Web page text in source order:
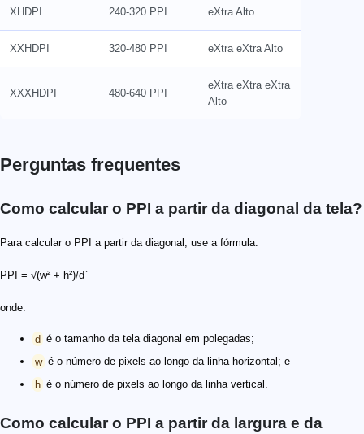
XHDPI 240-320 PPI eXtra Alto
XXHDPI 320-480 PPI eXtra eXtra Alto
XXXHDPI 480-640 PPI
eXtra eXtra eXtra
Alto
Perguntas frequentes
Como calcular o PPI a partir da diagonal da tela?
Para calcular o PPI a partir da diagonal, use a fórmula:
PPI = √(w² + h²)/d`
onde:
d é o tamanho da tela diagonal em polegadas;
w é o número de pixels ao longo da linha horizontal; e
h é o número de pixels ao longo da linha vertical.
Como calcular o PPI a partir da largura e da